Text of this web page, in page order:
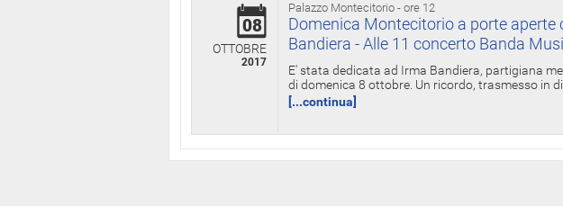
Palazzo Montecitorio - ore 12
08
OTTOBRE
2017
Domenica Montecitorio a porte
Bandiera - Alle 11 concerto Banda
E' stata dedicata ad Irma Bandiera, partigiana
di domenica 8 ottobre. Un ricordo, trasmesso in
[...continua]